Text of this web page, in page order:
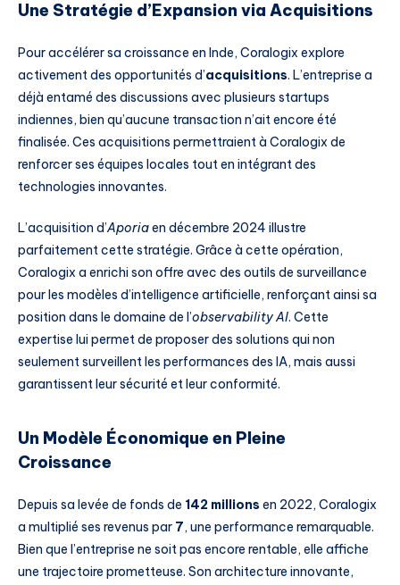
Une Stratégie d’Expansion via Acquisitions
Pour accélérer sa croissance en Inde, Coralogix explore
activement des opportunités d’acquisitions. L’entreprise a
déjà entamé des discussions avec plusieurs startups
indiennes, bien qu’aucune transaction n’ait encore été
finalisée. Ces acquisitions permettraient à Coralogix de
renforcer ses équipes locales tout en intégrant des
technologies innovantes.
L’acquisition d’Aporiaen décembre 2024 illustre
parfaitement cette stratégie. Grâce à cette opération,
Coralogix a enrichi son offre avec des outils de surveillance
pour les modèles d’intelligence artificielle, renforçant ainsi sa
position dans le domaine de l’observability AI. Cette
expertise lui permet de proposer des solutions qui non
seulement surveillent les performances des IA, mais aussi
garantissent leur sécurité et leur conformité.
Un Modèle Économique en Pleine
Croissance
Depuis sa levée de fonds de 142 millions en 2022, Coralogix
a multiplié ses revenus par 7, une performance remarquable.
Bien que l’entreprise ne soit pas encore rentable, elle affiche
une trajectoire prometteuse. Son architecture innovante,